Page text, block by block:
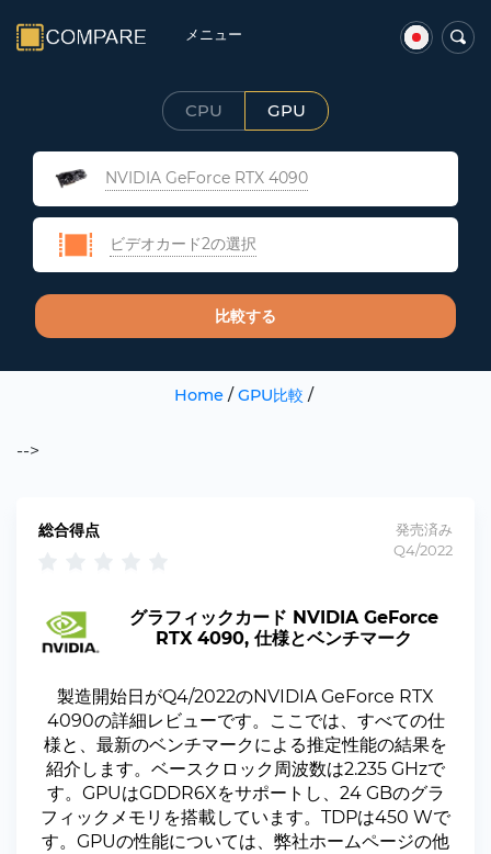
メニュー
CPU GPU
NVIDIA GeForce RTX 4090
ビデオカード2の選択
比較する
Home/ GPU比較 /
-->
総合得点
発売済み
Q4/2022
グラフィックカード NVIDIA GeForce
RTX 4090, 仕様とベンチマーク
製造開始日がQ4/2022のNVIDIA GeForce RTX
4090の詳細レビューです。ここでは、すべての仕
様と、最新のベンチマークによる推定性能の結果を
紹介します。ベースクロック周波数は2.235 GHzで
す。GPUはGDDR6Xをサポートし、24 GBのグラ
フィックメモリを搭載しています。TDPは450 Wで
す。GPUの性能については、弊社ホームページの他